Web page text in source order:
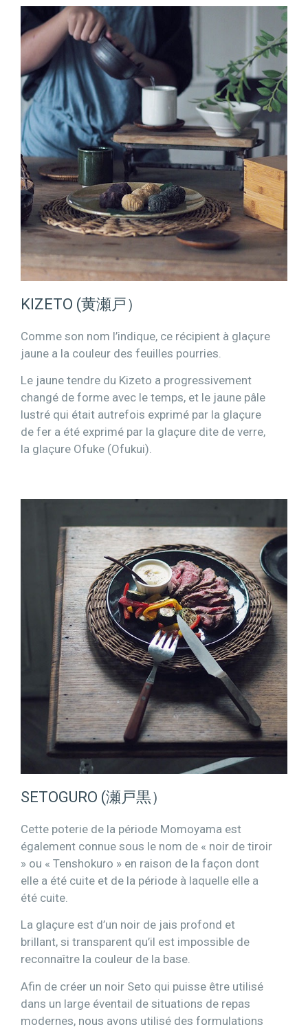
KIZETO (黄瀬戸）
Comme son nom l’indique, ce récipient à glaçure
jaune a la couleur des feuilles pourries.
Le jaune tendre du Kizeto a progressivement
changé de forme avec le temps, et le jaune pâle
lustré qui était autrefois exprimé par la glaçure
de fer a été exprimé par la glaçure dite de verre,
la glaçure Ofuke (Ofukui).
SETOGURO (瀬戸黒）
Cette poterie de la période Momoyama est
également connue sous le nom de « noir de tiroir
» ou « Tenshokuro » en raison de la façon dont
elle a été cuite et de la période à laquelle elle a
été cuite.
La glaçure est d’un noir de jais profond et
brillant, si transparent qu’il est impossible de
reconnaître la couleur de la base.
Afin de créer un noir Seto qui puisse être utilisé
dans un large éventail de situations de repas
modernes, nous avons utilisé des formulations